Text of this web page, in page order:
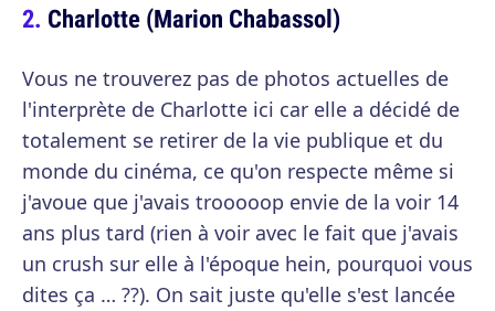
Charlotte (Marion Chabassol)
Vous ne trouverez pas de photos actuelles de
l'interprète de Charlotte ici car elle a décidé de
totalement se retirer de la vie publique et du
monde du cinéma, ce qu'on respecte même si
j'avoue que j'avais trooooop envie de la voir 14
ans plus tard (rien à voir avec le fait que j'avais
un crush sur elle à l'époque hein, pourquoi vous
dites ça … ??). On sait juste qu'elle s'est lancée